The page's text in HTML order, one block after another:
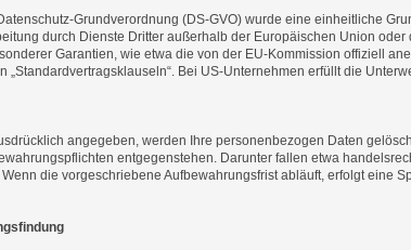
Grundverordnung (DS-GVO) wurde eine einheitliche
durch Dienste Dritter außerhalb der Europäischen Union
Garantien, wie etwa die von der EU-Kommission offiziell
Bei US-Unternehmen erfüllt die
angegeben, werden Ihre personenbezogen Daten
entgegenstehen. Darunter fallen etwa
die vorgeschriebene Aufbewahrungsfrist abläuft, erfolgt